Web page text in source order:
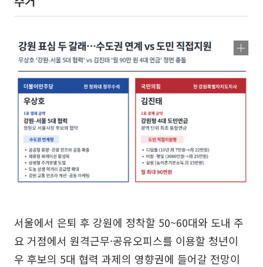
서울에서 은퇴 후 강원에 정착할 50~60대와 도내 주
요 거점에서 원격근무·공유오피스를 이용할 청년이
우 후보의 5대 협력 과제의 영향권에 들어갈 전망이